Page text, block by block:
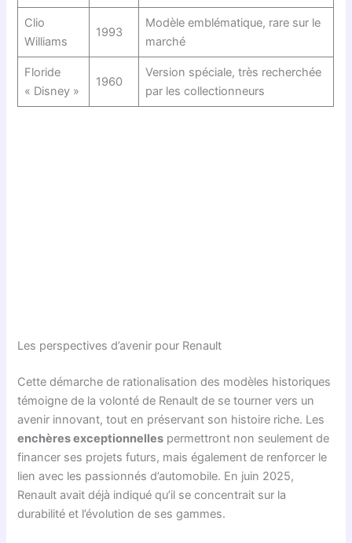
Clio
Williams
1993
Modèle emblématique, rare sur le
marché
Floride
« Disney »
1960
Version spéciale, très recherchée
par les collectionneurs
Les perspectives d’avenir pour Renault
Cette démarche de rationalisation des modèles historiques
témoigne de la volonté de Renault de se tourner vers un
avenir innovant, tout en préservant son histoire riche. Les
enchères exceptionnelles permettront non seulement de
financer ses projets futurs, mais également de renforcer le
lien avec les passionnés d’automobile. En juin 2025,
Renault avait déjà indiqué qu’il se concentrait sur la
durabilité et l’évolution de ses gammes.